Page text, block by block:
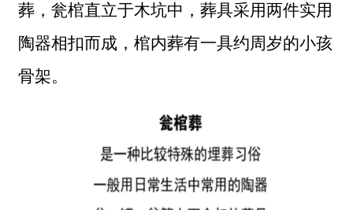
葬，瓮棺直立于木坑中，葬具采用两件实用
陶器相扣而成，棺内葬有一具约周岁的小孩
骨架。